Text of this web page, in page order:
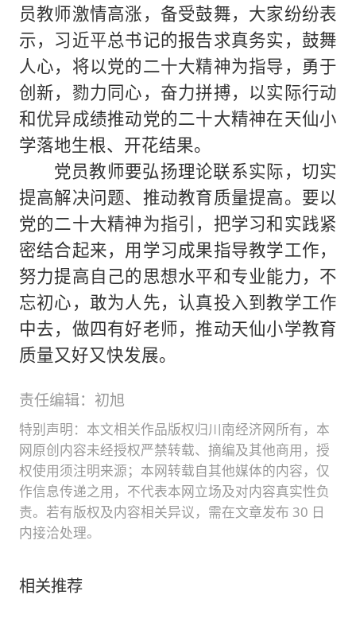
员教师激情高涨，备受鼓舞，大家纷纷表
示，习近平总书记的报告求真务实，鼓舞
人心，将以党的二十大精神为指导，勇于
创新，勠力同心，奋力拼搏，以实际行动
和优异成绩推动党的二十大精神在天仙小
学落地生根、开花结果。
党员教师要弘扬理论联系实际，切实
提高解决问题、推动教育质量提高。要以
党的二十大精神为指引，把学习和实践紧
密结合起来，用学习成果指导教学工作，
努力提高自己的思想水平和专业能力，不
忘初心，敢为人先，认真投入到教学工作
中去，做四有好老师，推动天仙小学教育
质量又好又快发展。
责任编辑：初旭
特别声明：本文相关作品版权归川南经济网所有，本
网原创内容未经授权严禁转载、摘编及其他商用，授
权使用须注明来源；本网转载自其他媒体的内容，仅
作信息传递之用，不代表本网立场及对内容真实性负
责。若有版权及内容相关异议，需在文章发布 30 日
内接洽处理。
相关推荐